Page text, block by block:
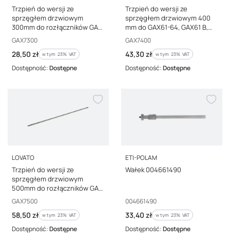
Trzpień do wersji ze
sprzęgłem drzwiowym
300mm do rozłączników GA
GAX7300
Kod producenta
GAX7300
Cena brutto
28,50 zł w tym %s VAT
w tym 23% VAT
Dostępność:Dostępne
Trzpień do wersji ze
sprzęgłem drzwiowym 400
mm do GAX61-64, GAX61 B,
GAX64 B, GAX67 B GAX7400
Kod producenta
GAX7400
Cena brutto
43,30 zł w tym %s VAT
w tym 23% VAT
Dostępność:Dostępne
PRODUCENT
LOVATO
Trzpień do wersji ze
sprzęgłem drzwiowym
500mm do rozłączników GA
GAX7500
Kod producenta
GAX7500
Cena brutto
58,50 zł w tym %s VAT
w tym 23% VAT
Dostępność:Dostępne
PRODUCENT
ETI-POLAM
Wałek 004661490
Kod producenta
004661490
Cena brutto
33,40 zł w tym %s VAT
w tym 23% VAT
Dostępność:Dostępne